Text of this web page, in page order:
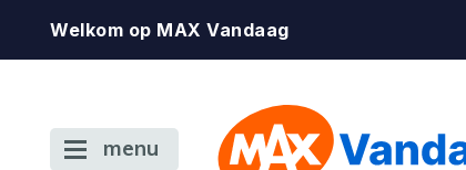
Welkom op MAX Vandaag
menu